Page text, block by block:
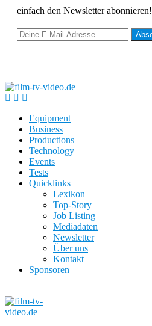
einfach den Newsletter abonnieren!
Equipment
Business
Productions
Technology
Events
Tests
Quicklinks
Lexikon
Top-Story
Job Listing
Mediadaten
Newsletter
Über uns
Kontakt
Sponsoren